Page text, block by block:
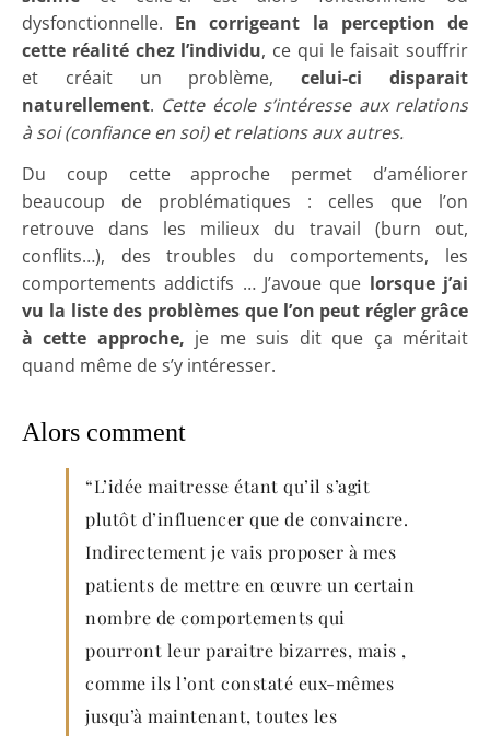
dysfonctionnelle. En corrigeant la perception de
cette réalité chez l’individu, ce qui le faisait souffrir
et créait un problème,celui-ci disparait
naturellement. Cette école s’intéresse aux relations
à soi (confiance en soi) et relations aux autres.
Du coup cette approche permet d’améliorer
beaucoup de problématiques : celles que l’on
retrouve dans les milieux du travail (burn out,
conflits…), des troubles du comportements, les
comportements addictifs … J’avoue que lorsque j’ai
vu la liste des problèmes que l’on peut régler grâce
à cette approche, je me suis dit que ça méritait
quand même de s’y intéresser.
Alors comment
“L’idée maitresse étant qu’il s’agit
plutôt d’influencer que de convaincre.
Indirectement je vais proposer à mes
patients de mettre en œuvre un certain
nombre de comportements qui
pourront leur paraitre bizarres, mais ,
comme ils l’ont constaté eux-mêmes
jusqu’à maintenant, toutes les